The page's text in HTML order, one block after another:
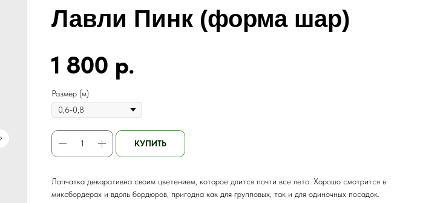
Лавли Пинк (форма шар)
1 800 р.
Размер (м)
КУПИТЬ
Лапчатка декоративна своим цветением, которое длится почти все лето. Хорошо смотрится в
миксбордерах и вдоль бордюров, пригодна как для групповых, так и для одиночных посадок.